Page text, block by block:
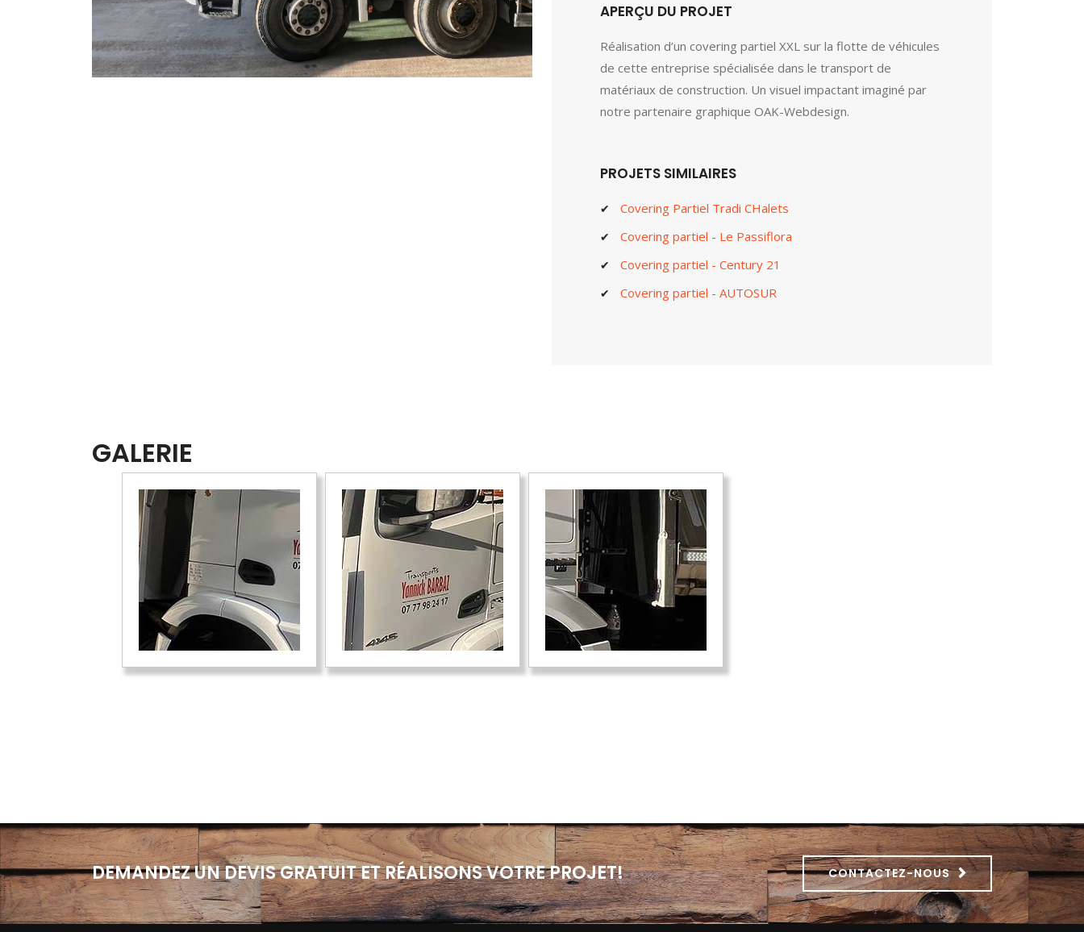
APERÇU DU PROJET
Réalisation d’un covering partiel XXL sur la flotte de véhicules
de cette entreprise spécialisée dans le transport de
matériaux de construction. Un visuel impactant imaginé par
notre partenaire graphique OAK-Webdesign.
PROJETS SIMILAIRES
Covering Partiel Tradi CHalets
Covering partiel - Le Passiflora
Covering partiel - Century 21
Covering partiel - AUTOSUR
GALERIE
DEMANDEZ UN DEVIS GRATUIT ET RÉALISONS VOTRE PROJET! CONTACTEZ-NOUS